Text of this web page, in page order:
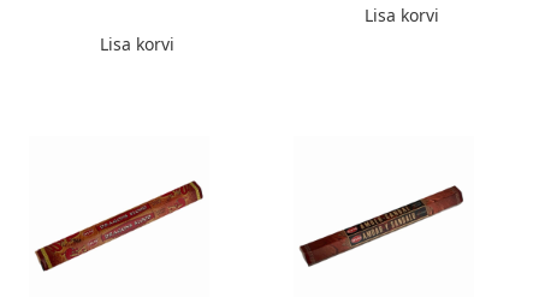
Lisa korvi
Lisa korvi